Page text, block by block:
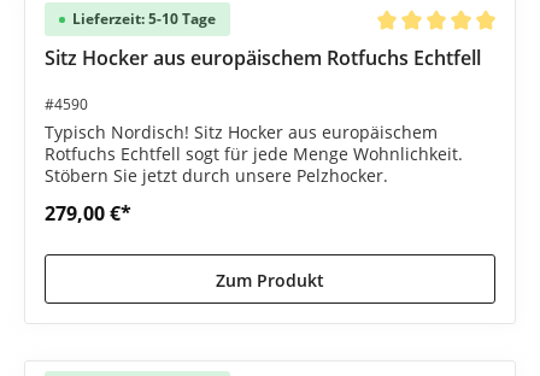
Lieferzeit: 5-10 Tage
Durchschnittliche
Sitz Hocker aus europäischem Rotfuchs Echtfell
#4590
Typisch Nordisch! Sitz Hocker aus europäischem
Rotfuchs Echtfell sogt für jede Menge Wohnlichkeit.
Stöbern Sie jetzt durch unsere Pelzhocker.
279,00 €*
Zum Produkt